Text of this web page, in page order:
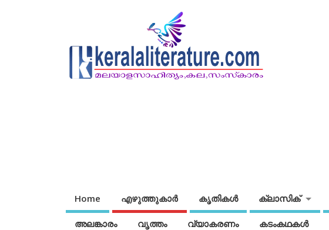
Home എഴുത്തുകാര്‍ കൃതികൾ ക്ലാസിക്
അലങ്കാരം വൃത്തം വ്യാകരണം കടംകഥകള്‍